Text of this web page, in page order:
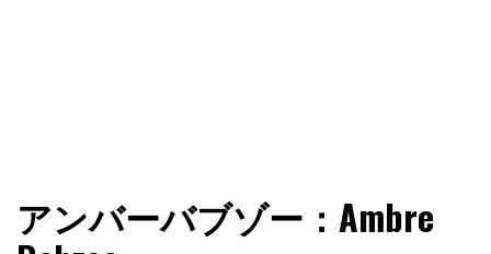
ファショコン通信
ッションとモードを分析するファッション情報サイトです
アンバーバブゾー：Ambre